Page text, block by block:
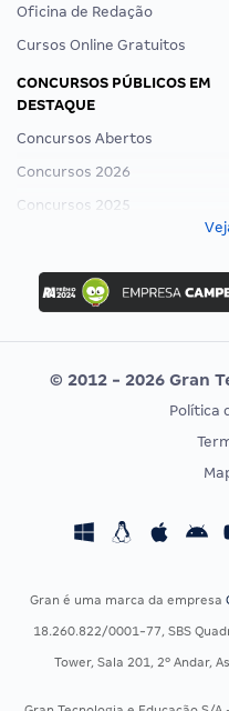
Oficina de Redação
Cursos Online Gratuitos
CONCURSOS PÚBLICOS EM
DESTAQUE
Concursos Abertos
Concursos 2026
Concursos 2025
Concurso Ibama
Concurso MPU
Editais publicados
CONCURSOS POR PROFISSÃO
Concursos Fiscais
Concursos Saúde
© 2012 - 2026 Gran
Política
Gran é uma marca da empresa
18.260.822/0001-77, SBS
Tower, Sala 201, 2º Andar,